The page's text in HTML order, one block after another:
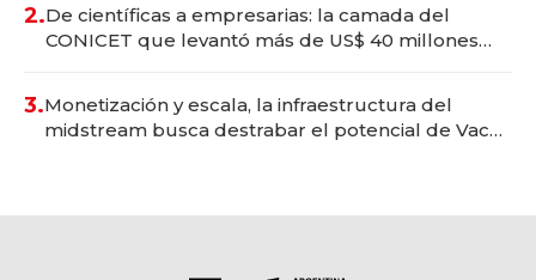
2.De científicas a empresarias: la camada del
CONICET que levantó más de US$ 40 millones
3.Monetización y escala, la infraestructura del
midstream busca destrabar el potencial de Vaca